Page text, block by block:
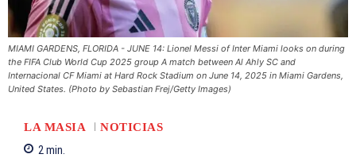
MIAMI GARDENS, FLORIDA - JUNE 14: Lionel Messi of Inter Miami looks on during
the FIFA Club World Cup 2025 group A match between Al Ahly SC and
Internacional CF Miami at Hard Rock Stadium on June 14, 2025 in Miami Gardens,
United States. (Photo by Sebastian Frej/Getty Images)
LA MASIA
NOTICIAS
2 min.